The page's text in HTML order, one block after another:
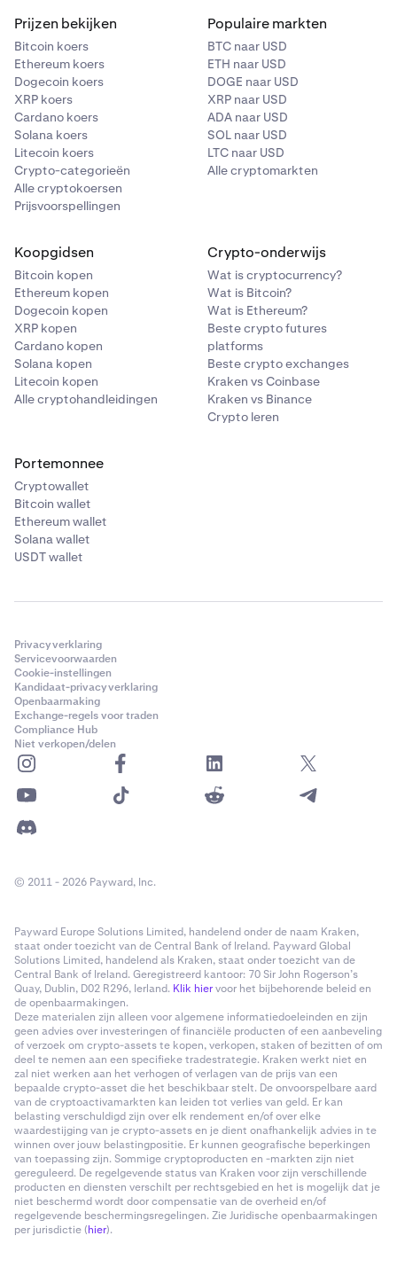
Prijzen bekijken
Bitcoin koers
Ethereum koers
Dogecoin koers
XRP koers
Cardano koers
Solana koers
Litecoin koers
Crypto-categorieën
Alle cryptokoersen
Prijsvoorspellingen
Populaire markten
BTC naar USD
ETH naar USD
DOGE naar USD
XRP naar USD
ADA naar USD
SOL naar USD
LTC naar USD
Alle cryptomarkten
Koopgidsen
Bitcoin kopen
Ethereum kopen
Dogecoin kopen
XRP kopen
Cardano kopen
Solana kopen
Litecoin kopen
Alle cryptohandleidingen
Crypto-onderwijs
Wat is cryptocurrency?
Wat is Bitcoin?
Wat is Ethereum?
Beste crypto futures
platforms
Beste crypto exchanges
Kraken vs Coinbase
Kraken vs Binance
Crypto leren
Portemonnee
Cryptowallet
Bitcoin wallet
Ethereum wallet
Solana wallet
USDT wallet
Privacyverklaring
Servicevoorwaarden
Cookie-instellingen
Kandidaat-privacyverklaring
Openbaarmaking
Exchange-regels voor traden
Compliance Hub
Niet verkopen/delen
© 2011 - 2026 Payward, Inc.
Payward Europe Solutions Limited, handelend onder de naam Kraken,
staat onder toezicht van de Central Bank of Ireland. Payward Global
Solutions Limited, handelend als Kraken, staat onder toezicht van de
Central Bank of Ireland. Geregistreerd kantoor: 70 Sir John Rogerson’s
Quay, Dublin, D02 R296, Ierland. Klik hiervoor het bijbehorende beleid en
de openbaarmakingen.
Deze materialen zijn alleen voor algemene informatiedoeleinden en zijn
geen advies over investeringen of financiële producten of een aanbeveling
of verzoek om crypto-assets te kopen, verkopen, staken of bezitten of om
deel te nemen aan een specifieke tradestrategie. Kraken werkt niet en
zal niet werken aan het verhogen of verlagen van de prijs van een
bepaalde crypto-asset die het beschikbaar stelt. De onvoorspelbare aard
van de cryptoactivamarkten kan leiden tot verlies van geld. Er kan
belasting verschuldigd zijn over elk rendement en/of over elke
waardestijging van je crypto-assets en je dient onafhankelijk advies in te
winnen over jouw belastingpositie. Er kunnen geografische beperkingen
van toepassing zijn. Sommige cryptoproducten en -markten zijn niet
gereguleerd. De regelgevende status van Kraken voor zijn verschillende
producten en diensten verschilt per rechtsgebied en het is mogelijk dat je
niet beschermd wordt door compensatie van de overheid en/of
regelgevende beschermingsregelingen. Zie Juridische openbaarmakingen
per jurisdictie (hier).